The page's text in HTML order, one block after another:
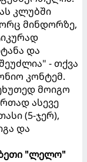
კლუბში
მინდორზე,
და
- თქვა
კონტემ.
მოიგო
ასევე
(5-ჯერ),
და
"ლელო"